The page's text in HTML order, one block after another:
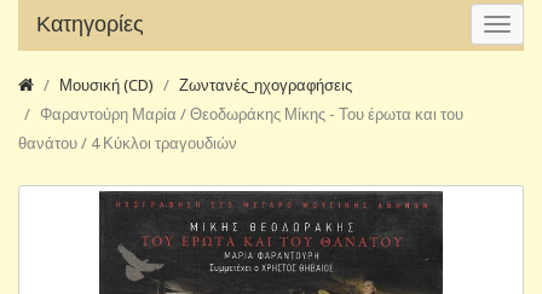
Κατηγορίες
Μουσική (CD)
Ζωντανές_ηχογραφήσεις
Φαραντούρη Μαρία / Θεοδωράκης Μίκης - Του έρωτα και του
θανάτου / 4 Κύκλοι τραγουδιών